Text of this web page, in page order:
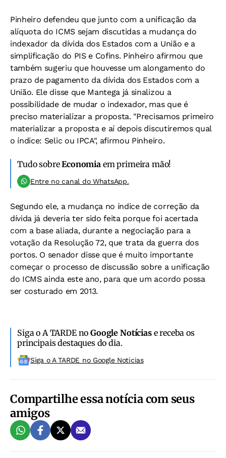
Pinheiro defendeu que junto com a unificação da
alíquota do ICMS sejam discutidas a mudança do
indexador da dívida dos Estados com a União e a
simplificação do PIS e Cofins. Pinheiro afirmou que
também sugeriu que houvesse um alongamento do
prazo de pagamento da dívida dos Estados com a
União. Ele disse que Mantega já sinalizou a
possibilidade de mudar o indexador, mas que é
preciso materializar a proposta. "Precisamos primeiro
materializar a proposta e aí depois discutiremos qual
o índice: Selic ou IPCA", afirmou Pinheiro.
Tudo sobreEconomiaem primeira mão!
Entre no canal do WhatsApp.
Segundo ele, a mudança no índice de correção da
dívida já deveria ter sido feita porque foi acertada
com a base aliada, durante a negociação para a
votação da Resolução 72, que trata da guerra dos
portos. O senador disse que é muito importante
começar o processo de discussão sobre a unificação
do ICMS ainda este ano, para que um acordo possa
ser costurado em 2013.
Siga o A TARDE noGoogle Notíciase receba os
principais destaques do dia.
Siga o A TARDE no Google Noticias
Compartilhe essa notícia com seus
amigos